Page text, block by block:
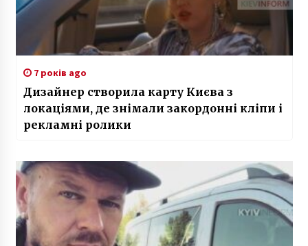
7 років ago
Дизайнер створила карту Києва з
локаціями, де знімали закордонні кліпи і
рекламні ролики